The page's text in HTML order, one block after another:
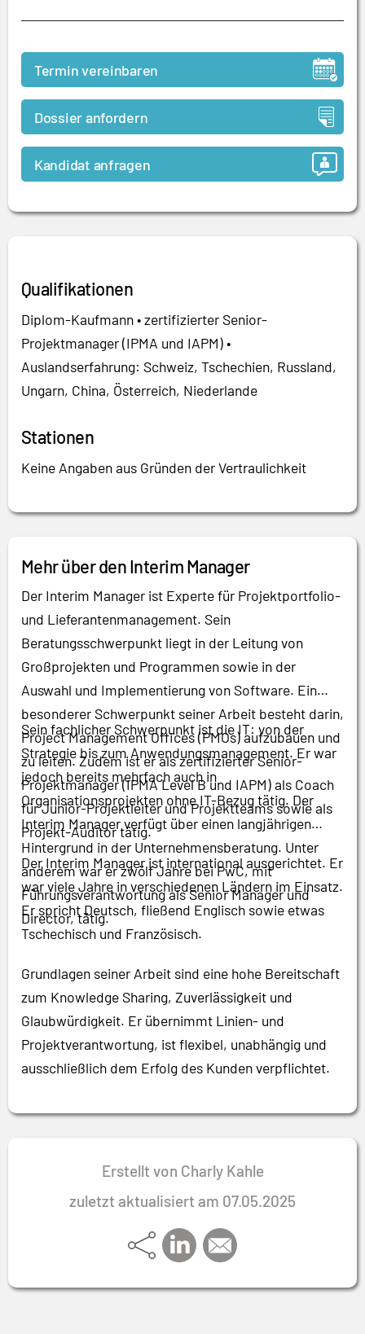
Termin vereinbaren
Dossier anfordern
Kandidat anfragen
Qualifikationen
Diplom-Kaufmann • zertifizierter Senior-
Projektmanager (IPMA und IAPM) •
Auslandserfahrung: Schweiz, Tschechien, Russland,
Ungarn, China, Österreich, Niederlande
Stationen
Keine Angaben aus Gründen der Vertraulichkeit
Mehr über den Interim Manager
Der Interim Manager ist Experte für Projektportfolio-
und Lieferantenmanagement. Sein
Beratungsschwerpunkt liegt in der Leitung von
Großprojekten und Programmen sowie in der
Auswahl und Implementierung von Software. Ein
besonderer Schwerpunkt seiner Arbeit besteht darin,
Project Management Offices (PMOs) aufzubauen und
zu leiten. Zudem ist er als zertifizierter Senior-
Projektmanager (IPMA Level B und IAPM) als Coach
für Junior-Projektleiter und Projektteams sowie als
Projekt-Auditor tätig.
Sein fachlicher Schwerpunkt ist die IT: von der
Strategie bis zum Anwendungsmanagement. Er war
jedoch bereits mehrfach auch in
Organisationsprojekten ohne IT-Bezug tätig. Der
Interim Manager verfügt über einen langjährigen
Hintergrund in der Unternehmensberatung. Unter
anderem war er zwölf Jahre bei PwC, mit
Führungsverantwortung als Senior Manager und
Director, tätig.
Der Interim Manager ist international ausgerichtet. Er
war viele Jahre in verschiedenen Ländern im Einsatz.
Er spricht Deutsch, fließend Englisch sowie etwas
Tschechisch und Französisch.
Grundlagen seiner Arbeit sind eine hohe Bereitschaft
zum Knowledge Sharing, Zuverlässigkeit und
Glaubwürdigkeit. Er übernimmt Linien- und
Projektverantwortung, ist flexibel, unabhängig und
ausschließlich dem Erfolg des Kunden verpflichtet.
Erstellt von Charly Kahle
zuletzt aktualisiert am 07.05.2025